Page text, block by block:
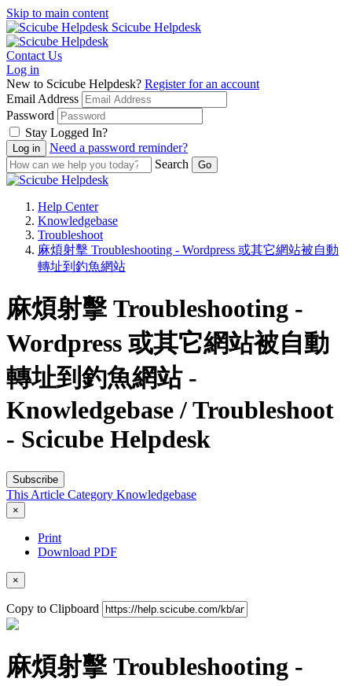
Skip to main content
Scicube Helpdesk
Contact Us
Log in
New to Scicube Helpdesk? Register for an account
Email Address
Password
Stay Logged In?
Need a password reminder?
Search
Help Center
Knowledgebase
Troubleshoot
麻煩射擊 Troubleshooting - Wordpress 或其它網站被自動
轉址到釣魚網站
麻煩射擊 Troubleshooting -
Wordpress 或其它網站被自動
轉址到釣魚網站 -
Knowledgebase / Troubleshoot
- Scicube Helpdesk
Subscribe
This Article Category Knowledgebase
×
Print
Download PDF
×
Copy to Clipboard
麻煩射擊 Troubleshooting -